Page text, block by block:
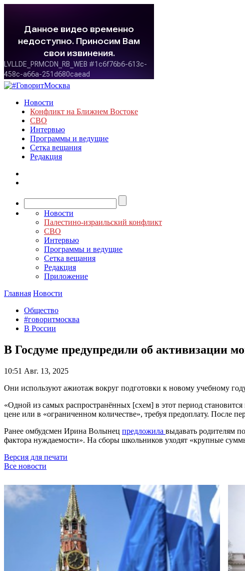
Новости
Конфликт на Ближнем Востоке
СВО
Интервью
Программы и ведущие
Сетка вещания
Редакция
Новости
Палестино-израильский конфликт
СВО
Интервью
Программы и ведущие
Сетка вещания
Редакция
Приложение
Главная Новости
Общество
#говоритмосква
В России
В Госдуме предупредили об активизации
10:51 Авг. 13, 2025
Они используют ажиотаж вокруг подготовки к новому учебному
«Одной из самых распространённых [схем] в этот период
цене или в «ограниченном количестве», требуя предоплату. После
Ранее омбудсмен Ирина Волынец предложила выдавать родителям
фактора нуждаемости». На сборы школьников уходят «крупные
Версия для печати
Все новости